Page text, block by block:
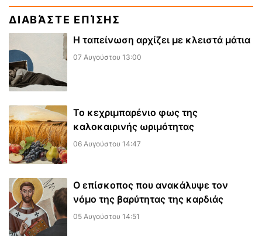
ΔΙΑΒΆΣΤΕ ΕΠΊΣΗΣ
Η ταπείνωση αρχίζει με κλειστά μάτια
07 Αυγούστου 13:00
Το κεχριμπαρένιο φως της
καλοκαιρινής ωριμότητας
06 Αυγούστου 14:47
Ο επίσκοπος που ανακάλυψε τον
νόμο της βαρύτητας της καρδιάς
05 Αυγούστου 14:51